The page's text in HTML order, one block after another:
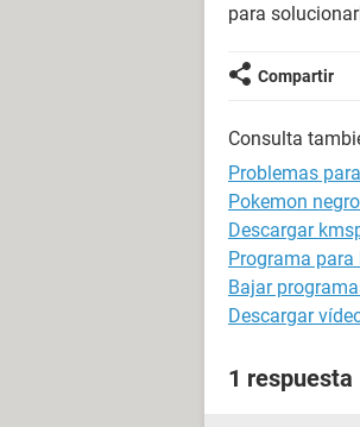
para
Compartir
Consulta
Problemas
Pokemon
Descargar
Programa
Bajar
Descargar
1 respuesta